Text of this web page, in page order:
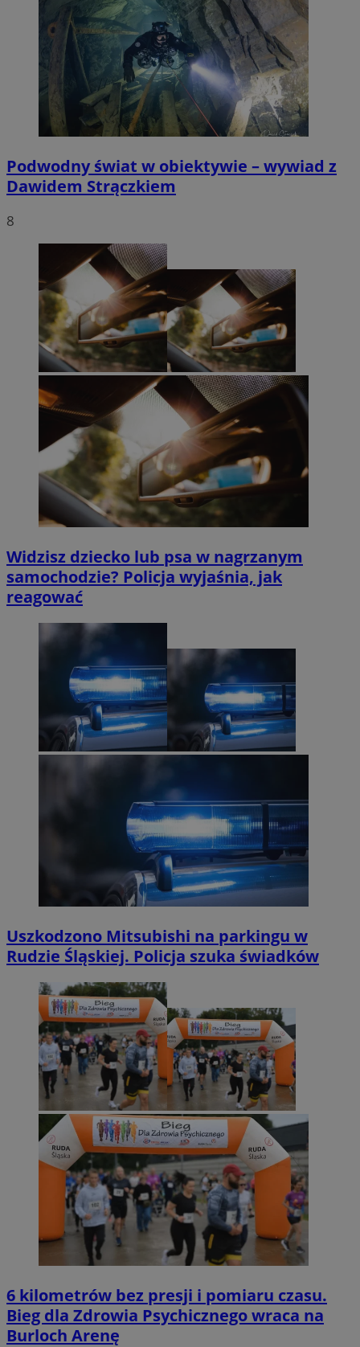
Podwodny świat w obiektywie – wywiad z
Dawidem Strączkiem
8
Widzisz dziecko lub psa w nagrzanym
samochodzie? Policja wyjaśnia, jak
reagować
Uszkodzono Mitsubishi na parkingu w
Rudzie Śląskiej. Policja szuka świadków
6 kilometrów bez presji i pomiaru czasu.
Bieg dla Zdrowia Psychicznego wraca na
Burloch Arenę